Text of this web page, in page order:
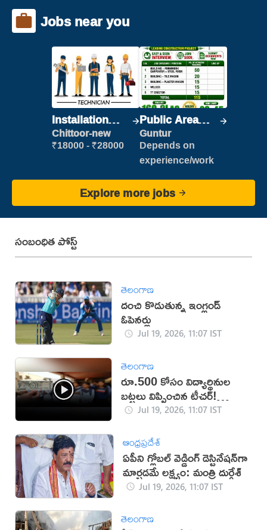
Jobs near you
Installation
Engineer/
Helper
Chittoor-new
₹18000 - ₹28000
Public Area
Cleaner
Guntur
Depends on
experience/work
Explore more jobs
సంబంధిత పోస్ట్
తెలంగాణ
దంచి కొడుతున్న ఇంగ్లండ్
ఓపెనర్లు
Jul 19, 2026, 11:07 IST
తెలంగాణ
రూ.500 కోసం విద్యార్థినుల
బట్టలు విప్పించిన టీచర్!
(వీడియో)
Jul 19, 2026, 11:07 IST
ఆంధ్రప్రదేశ్
ఏపీని గ్లోబల్ వెడ్డింగ్ డెస్టినేషన్‌గా
మార్చడమే లక్ష్యం: మంత్రి దుర్గేశ్‌
Jul 19, 2026, 11:07 IST
తెలంగాణ